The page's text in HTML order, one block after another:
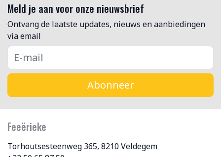
Meld je aan voor onze nieuwsbrief
Ontvang de laatste updates, nieuws en aanbiedingen
via email
Abonneer
Feeërieke
Torhoutsesteenweg 365, 8210 Veldegem